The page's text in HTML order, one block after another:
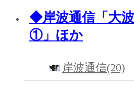
◆岸波通信「大
①」ほか
岸波通信(20)